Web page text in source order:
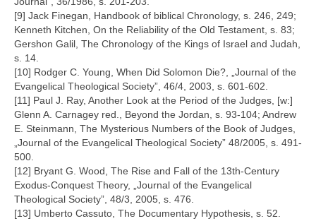
[9] Jack Finegan, Handbook of biblical Chronology, s. 246, 249;
Kenneth Kitchen, On the Reliability of the Old Testament, s. 83;
Gershon Galil, The Chronology of the Kings of Israel and Judah,
s. 14.
[10] Rodger C. Young, When Did Solomon Die?, „Journal of the
Evangelical Theological Society”, 46/4, 2003, s. 601-602.
[11] Paul J. Ray, Another Look at the Period of the Judges, [w:]
Glenn A. Carnagey red., Beyond the Jordan, s. 93-104; Andrew
E. Steinmann, The Mysterious Numbers of the Book of Judges,
„Journal of the Evangelical Theological Society” 48/2005, s. 491-
500.
[12] Bryant G. Wood, The Rise and Fall of the 13th-Century
Exodus-Conquest Theory, „Journal of the Evangelical
Theological Society”, 48/3, 2005, s. 476.
[13] Umberto Cassuto, The Documentary Hypothesis, s. 52.